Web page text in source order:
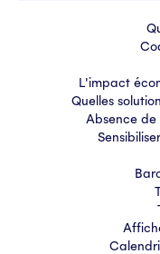
L'impact
Quelles
Absence de